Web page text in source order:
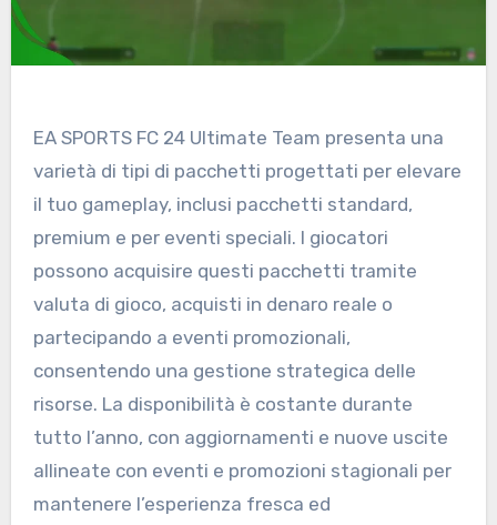
EA SPORTS FC 24 Ultimate Team presenta una
varietà di tipi di pacchetti progettati per elevare
il tuo gameplay, inclusi pacchetti standard,
premium e per eventi speciali. I giocatori
possono acquisire questi pacchetti tramite
valuta di gioco, acquisti in denaro reale o
partecipando a eventi promozionali,
consentendo una gestione strategica delle
risorse. La disponibilità è costante durante
tutto l’anno, con aggiornamenti e nuove uscite
allineate con eventi e promozioni stagionali per
mantenere l’esperienza fresca ed